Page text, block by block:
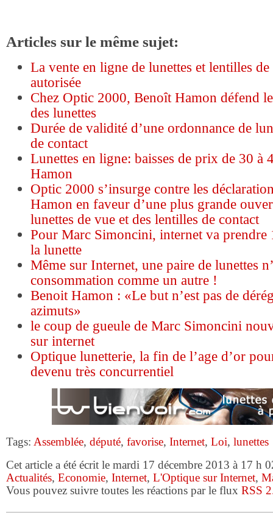
Articles sur le même sujet:
La vente en ligne de lunettes et lentilles
autorisée
Chez Optic 2000, Benoît Hamon défend
des lunettes
Durée de validité d’une ordonnance de
de contact
Lunettes en ligne: baisses de prix de 30 à
Hamon
Optic 2000 s’insurge contre les
Hamon en faveur d’une plus grande
lunettes de vue et des lentilles de contact
Pour Marc Simoncini, internet va prendre
la lunette
Même sur Internet, une paire de lunettes
consommation comme un autre !
Benoit Hamon : «Le but n’est pas de
azimuts»
le coup de gueule de Marc Simoncini
sur internet
Optique lunetterie, la fin de l’age d’or
devenu très concurrentiel
Tags: Assemblée, député, favorise, Internet, Loi, lunettes
Cet article a été écrit le mardi 17 décembre 2013 à 17 h
Actualités, Economie, Internet, L'Optique sur Internet,
Vous pouvez suivre toutes les réactions par le flux RSS